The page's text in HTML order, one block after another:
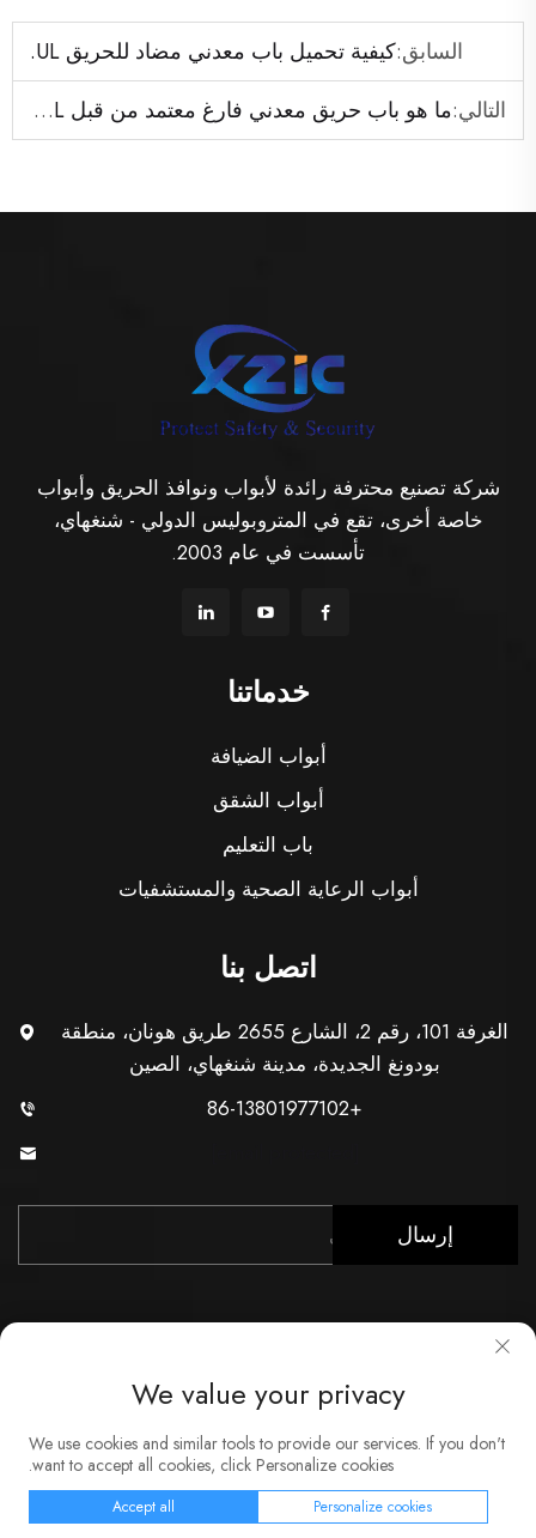
السابق:كيفية تحميل باب معدني مضاد للحريق UL.
التالي:ما هو باب حريق معدني فارغ معتمد من قبل UL؟
شركة تصنيع محترفة رائدة لأبواب ونوافذ الحريق وأبواب
خاصة أخرى، تقع في المتروبوليس الدولي - شنغهاي،
تأسست في عام 2003.
خدماتنا
أبواب الضيافة
أبواب الشقق
باب التعليم
أبواب الرعاية الصحية والمستشفيات
اتصل بنا
الغرفة 101، رقم 2، الشارع 2655 طريق هونان، منطقة
بودونغ الجديدة، مدينة شنغهاي، الصين
+86-13801977102
إرسال
حقوق النشر © شركة شنغهاي Xunzhong للصناعة المحدودة. جميع
الحقوق محفوظة
اتصل بنا خدمة سياسة الخصوصية
We value your privacy
We use cookies and similar tools to provide our services. If you don't
want to accept all cookies, click Personalize cookies.
Personalize cookies
Accept all